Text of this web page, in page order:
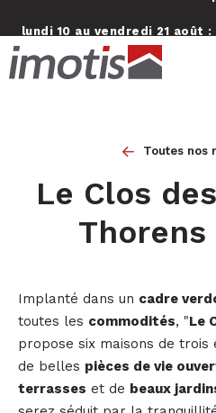
lundi 24
Nos réalisations
Toutes nos
Le Clos
Thorens
Implanté dans un cadre
toutes les commodités, "Le
propose six maisons de
de belles pièces de vie
terrasses et de beaux